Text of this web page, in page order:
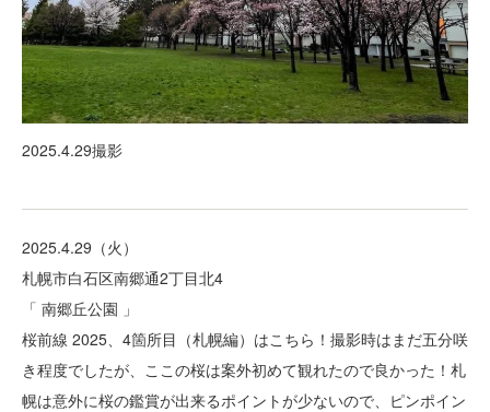
2025.4.29撮影
2025.4.29（火）
札幌市白石区南郷通2丁目北4
「 南郷丘公園 」
桜前線 2025、4箇所目（札幌編）はこちら！撮影時はまだ五分咲
き程度でしたが、ここの桜は案外初めて観れたので良かった！札
幌は意外に桜の鑑賞が出来るポイントが少ないので、ピンポイン